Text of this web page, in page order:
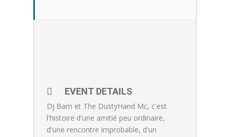
EVENT DETAILS
Dj Bam et The DustyHand Mc, c'est
l'histoire d'une amitié peu ordinaire,
d'une rencontre improbable, d'un